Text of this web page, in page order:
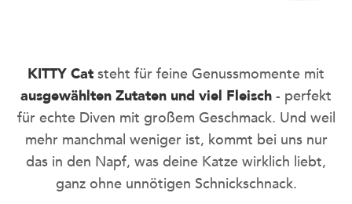
Sideeyes - mit dem KITTY Cat Abo,
stressfrei und dauerhaft sparen.
SO GEHT'S
KITTY Cat steht für feine Genussmomente mit
ausgewählten Zutaten und viel Fleisch - perfekt
für echte Diven mit großem Geschmack. Und weil
mehr manchmal weniger ist, kommt bei uns nur
das in den Napf, was deine Katze wirklich liebt,
ganz ohne unnötigen Schnickschnack.